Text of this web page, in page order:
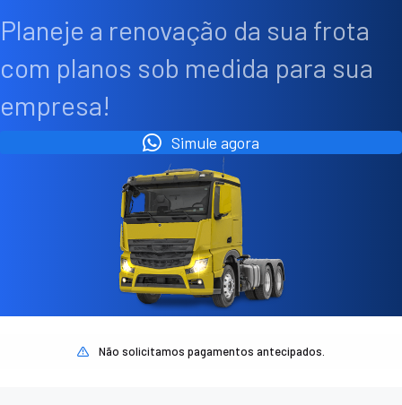
Planeje a renovação da sua frota
com planos sob medida para sua
empresa!
Simule agora
Não solicitamos pagamentos antecipados.